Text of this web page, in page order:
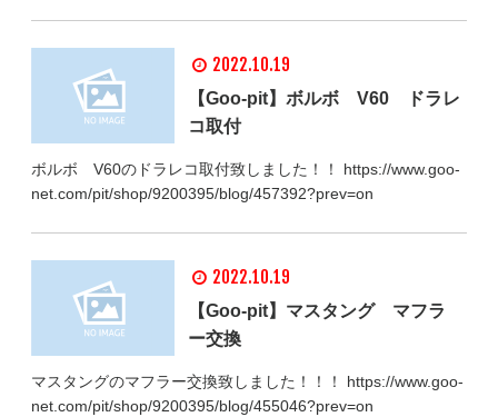
2022.10.19
【Goo-pit】ボルボ V60 ドラレ
コ取付
ボルボ V60のドラレコ取付致しました！！ https://www.goo-
net.com/pit/shop/9200395/blog/457392?prev=on
2022.10.19
【Goo-pit】マスタング マフラ
ー交換
マスタングのマフラー交換致しました！！！ https://www.goo-
net.com/pit/shop/9200395/blog/455046?prev=on